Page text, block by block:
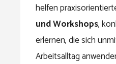
helfen
und Workshops,
erlernen, die sich
Arbeitsalltag